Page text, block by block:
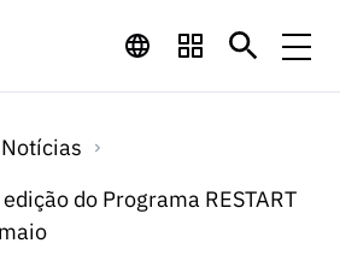
de
LINKS
Notícias
do Programa RESTART